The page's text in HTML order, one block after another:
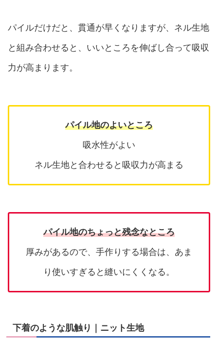
パイルだけだと、貫通が早くなりますが、ネル生地
と組み合わせると、いいところを伸ばし合って吸収
力が高まります。
パイル地のよいところ
吸水性がよい
ネル生地と合わせると吸収力が高まる
パイル地のちょっと残念なところ
厚みがあるので、手作りする場合は、あま
り使いすぎると縫いにくくなる。
下着のような肌触り｜ニット生地